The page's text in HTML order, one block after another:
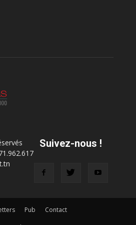
Suivez-nous !
Pub Contact